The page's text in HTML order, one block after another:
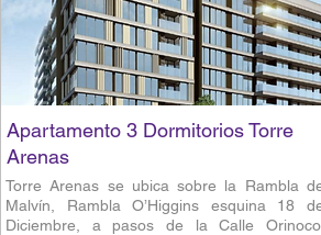
Apartamento 3 Dormitorios Torre
Arenas
Torre Arenas se ubica sobre la Rambla
Malvín, Rambla O’Higgins esquina 18
Diciembre, a pasos de la Calle Orinoco,